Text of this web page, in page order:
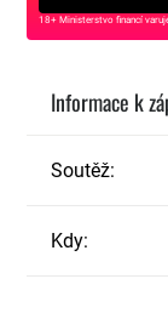
18+ Ministerstvo financí
Informace k
Soutěž:
Kdy: